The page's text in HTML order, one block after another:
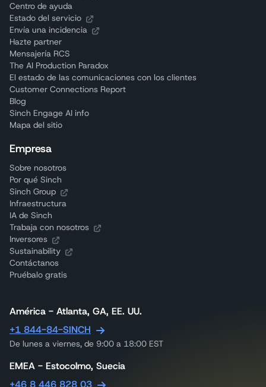
Centro de ayuda
Estado del servicio
Envía una incidencia
Hazte partner
Mensajería RCS
The AI Production Paradox
El estado de las comunicaciones con los clientes
Customer Connections Report
Blog
Sinch Engage AI info
Mapa del sitio
Empresa
Sobre nosotros
Por qué Sinch
Sinch Group
Infraestructura
IA de Sinch
Trabaja con nosotros
Inversores
Sustainability
Contáctanos
Pruébalo gratis
América - Atlanta, GA, EE. UU.
+1 844-84-SINCH
De lunes a viernes, de 9:00 a 18:00 EST
EMEA - Estocolmo, Suecia
+46 8 446 828 03